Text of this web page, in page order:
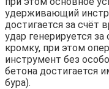
удерживающий
достигается за счёт
удар генерируется
кромку, при этом
инструмент без
бетона достигается
бура).